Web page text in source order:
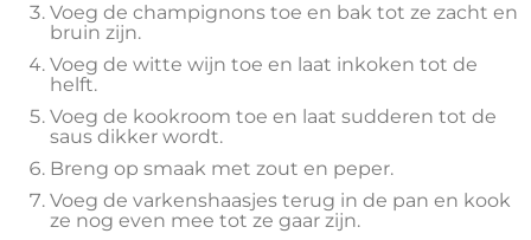
Voeg de champignons toe en bak tot ze zacht en
bruin zijn.
Voeg de witte wijn toe en laat inkoken tot de
helft.
Voeg de kookroom toe en laat sudderen tot de
saus dikker wordt.
Breng op smaak met zout en peper.
Voeg de varkenshaasjes terug in de pan en kook
ze nog even mee tot ze gaar zijn.